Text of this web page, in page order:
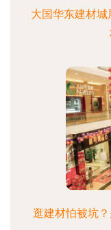
大国华东建材
逛建材怕被坑